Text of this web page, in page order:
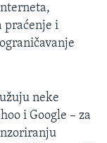
praćenje i
neke
i Google – za